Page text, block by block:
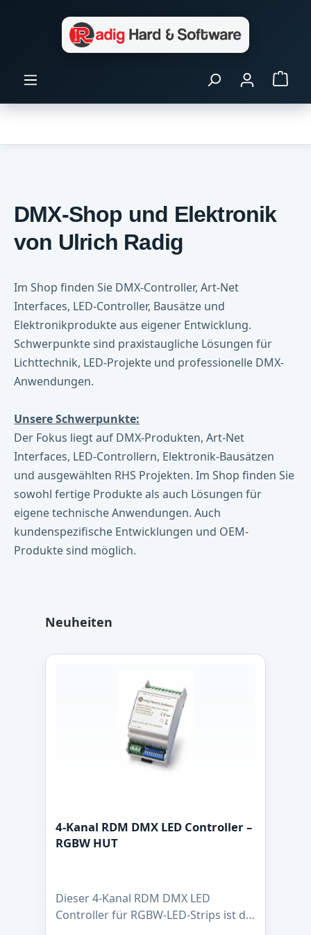
Zum Hauptinhalt springen
DMX-Shop und Elektronik
von Ulrich Radig
Im Shop finden Sie DMX-Controller, Art-Net
Interfaces, LED-Controller, Bausätze und
Elektronikprodukte aus eigener Entwicklung.
Schwerpunkte sind praxistaugliche Lösungen für
Lichttechnik, LED-Projekte und professionelle DMX-
Anwendungen.
Unsere Schwerpunkte:
Der Fokus liegt auf DMX-Produkten, Art-Net
Interfaces, LED-Controllern, Elektronik-Bausätzen
und ausgewählten RHS Projekten. Im Shop finden Sie
sowohl fertige Produkte als auch Lösungen für
eigene technische Anwendungen. Auch
kundenspezifische Entwicklungen und OEM-
Produkte sind möglich.
Produktgalerie überspringen
Neuheiten
4-Kanal RDM DMX LED Controller –
RGBW HUT
Dieser 4-Kanal RDM DMX LED
Controller für RGBW-LED-Strips ist die